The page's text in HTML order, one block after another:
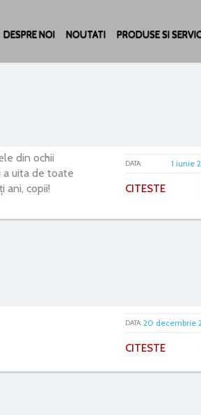
DESPRE NOI NOUTATI PRODUSE SI
DATA: 1 iunie
CITESTE
din ochii
a uita de toate
ani, copii!
DATA: 20 decembrie
CITESTE